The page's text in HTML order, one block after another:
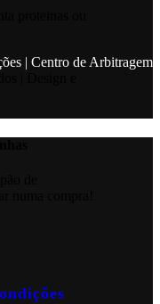
| Centro de Arbitragem